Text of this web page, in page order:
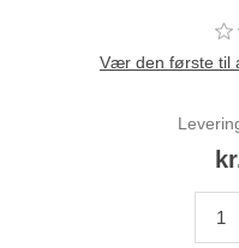
Vær den første til